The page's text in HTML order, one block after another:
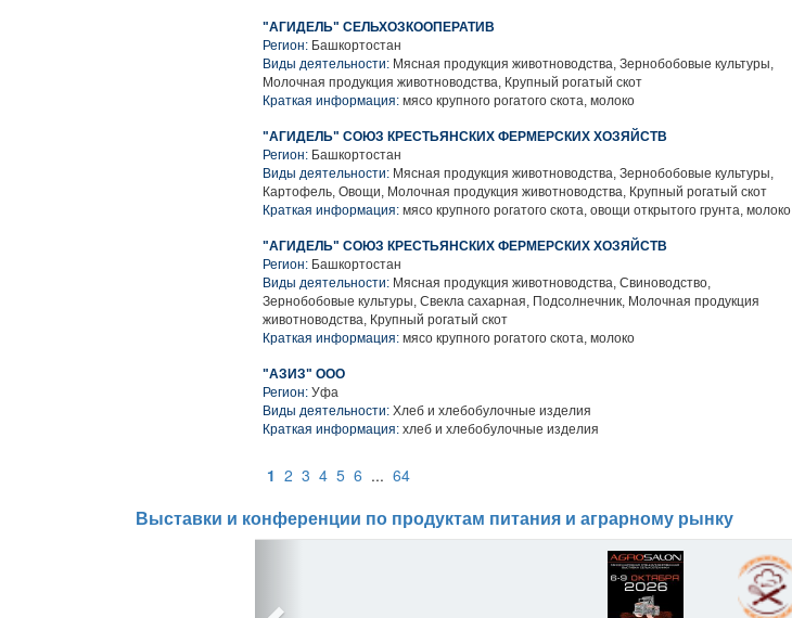
"АГИДЕЛЬ" СЕЛЬХОЗКООПЕРАТИВ
Регион: Башкортостан
Виды деятельности: Мясная продукция животноводства, Зернобобовые культуры,
Молочная продукция животноводства, Крупный рогатый скот
Краткая информация: мясо крупного рогатого скота, молоко
"АГИДЕЛЬ" СОЮЗ КРЕСТЬЯНСКИХ ФЕРМЕРСКИХ ХОЗЯЙСТВ
Регион: Башкортостан
Виды деятельности: Мясная продукция животноводства, Зернобобовые культуры,
Картофель, Овощи, Молочная продукция животноводства, Крупный рогатый скот
Краткая информация: мясо крупного рогатого скота, овощи открытого грунта, молоко
"АГИДЕЛЬ" СОЮЗ КРЕСТЬЯНСКИХ ФЕРМЕРСКИХ ХОЗЯЙСТВ
Регион: Башкортостан
Виды деятельности: Мясная продукция животноводства, Свиноводство,
Зернобобовые культуры, Свекла сахарная, Подсолнечник, Молочная продукция
животноводства, Крупный рогатый скот
Краткая информация: мясо крупного рогатого скота, молоко
"АЗИЗ" ООО
Регион: Уфа
Виды деятельности: Хлеб и хлебобулочные изделия
Краткая информация: хлеб и хлебобулочные изделия
1 2 3 4 5 6 ... 64
Выставки и конференции по продуктам питания и аграрному рынку